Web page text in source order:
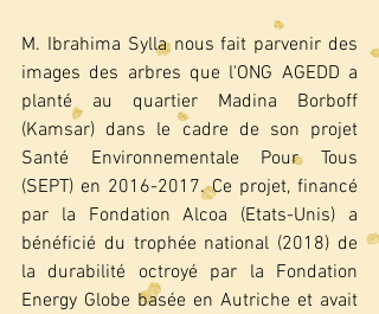
M. Ibrahima Sylla nous fait parvenir des
images des arbres que l'ONG AGEDD a
planté au quartier Madina Borboff
(Kamsar) dans le cadre de son projet
Santé Environnementale Pour Tous
(SEPT) en 2016-2017. Ce projet, financé
par la Fondation Alcoa (Etats-Unis) a
bénéficié du trophée national (2018) de
la durabilité octroyé par la Fondation
Energy Globe basée en Autriche et avait